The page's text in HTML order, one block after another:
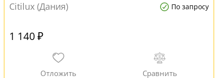
Citilux (Дания) По запросу
1 140 ₽